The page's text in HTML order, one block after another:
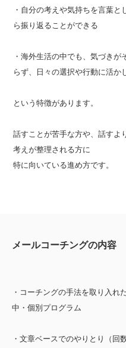
・自分の考えや気持ちを言葉と
ら振り返ることができる
・海外生活の中でも、気づきが
らず、日々の選択や行動に活か
という特徴があります。
話すことが苦手な方や、話すよ
考えが整理される方に
​特に向いている進め方です。
メールコーチングの内容
・コーチングの手法を取り入れ
中・個別プログラム
・文章ベースでのやりとり（回